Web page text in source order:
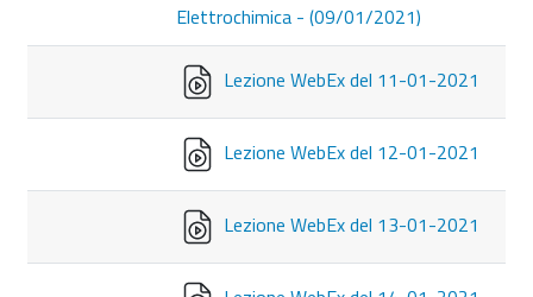
Elettrochimica - (09/01/2021)
Lezione WebEx del 11-01-2021
Lezione WebEx del 12-01-2021
Lezione WebEx del 13-01-2021